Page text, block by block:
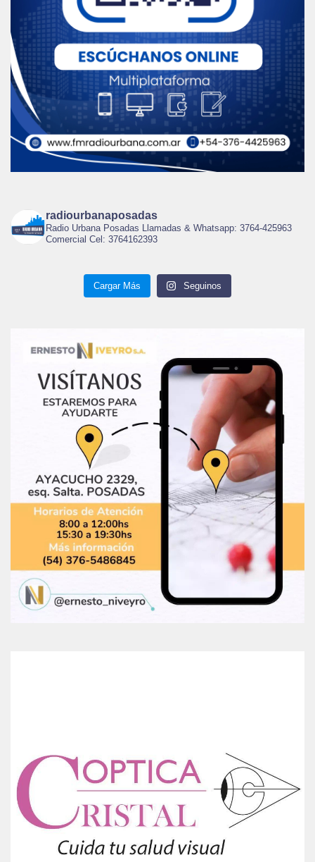
radiourbanaposadas
Radio Urbana Posadas Llamadas & Whatsapp: 3764-425963
Comercial Cel: 3764162393
Cargar Más Seguinos